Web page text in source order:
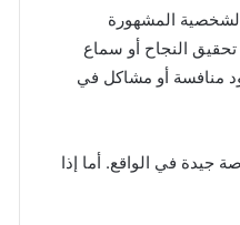
المشهورة
تحقيق النجاح أو سماع
منافسة أو مشاكل في
جيدة في الواقع. أما إذا
بالبراز في المنام:
سيرين والنابلسي